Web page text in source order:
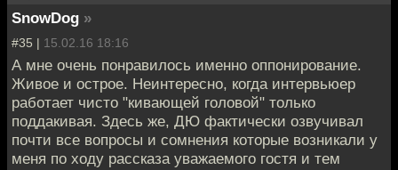
SnowDog »
#35 | 15.02.16 18:16
А мне очень понравилось именно оппонирование.
Живое и острое. Неинтересно, когда интервьюер
работает чисто "кивающей головой" только
поддакивая. Здесь же, ДЮ фактически озвучивал
почти все вопросы и сомнения которые возникали у
меня по ходу рассказа уважаемого гостя и тем